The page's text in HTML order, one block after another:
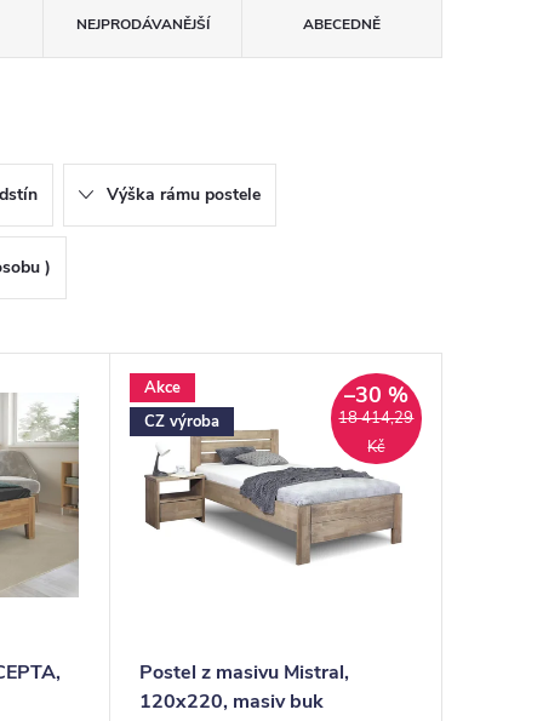
NEJPRODÁVANĚJŠÍ ABECEDNĚ
Výška rámu postele
)
Akce
CZ výroba
18 414,29
Kč
–30 %
Postel z masivu Mistral,
120x220, masiv buk